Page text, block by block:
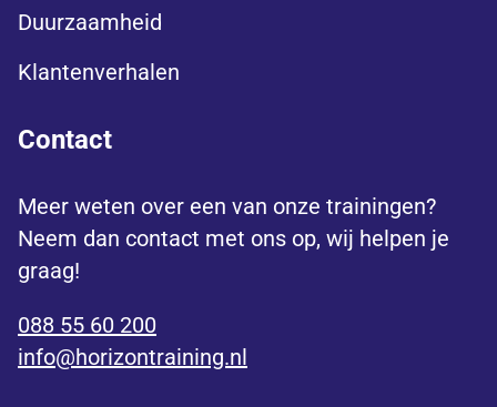
Duurzaamheid
Klantenverhalen
Contact
Meer weten over een van onze trainingen?
Neem dan contact met ons op, wij helpen je
graag!
088 55 60 200
info@horizontraining.nl